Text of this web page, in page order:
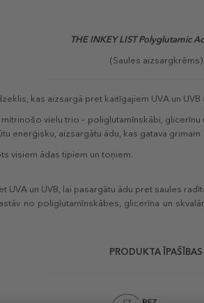
THE INKEY LIST Polyglutamic
(Saules aizsargkrēms)
kas aizsargā pret kaitīgajiem UVA un
vielu trio – poliglutamīnskābi,
enerģisku, aizsargātu ādu, kas gatava grimam.
visiem ādas tipiem un toņiem.
UVA un UVB, lai pasargātu ādu pret saules
no poliglutamīnskābes, glicerīna un
PRODUKTA ĪPAŠĪBAS